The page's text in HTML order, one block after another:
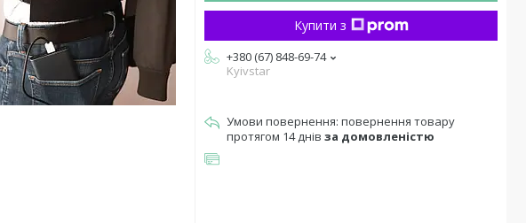
Купити з
+380 (67) 848-69-74
Kyivstar
повернення товару
протягом 14 днів за домовленістю